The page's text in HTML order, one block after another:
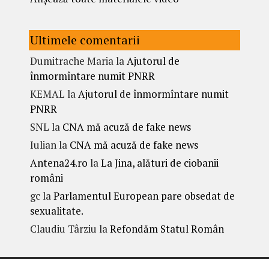
Ultimele comentarii
Dumitrache MarialaAjutorul de
înmormîntare numit PNRR
KEMAL laAjutorul de înmormîntare numit
PNRR
SNL la CNA mă acuză de fake news
Iulianla CNA mă acuză de fake news
Antena24.ro laLa Jina, alături de ciobanii
români
gclaParlamentul European pare obsedat de
sexualitate.
Claudiu Târziu laRefondăm Statul Român